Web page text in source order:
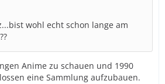
wohl echt schon lange am
Anime zu schauen und 1990
eine Sammlung aufzubauen.